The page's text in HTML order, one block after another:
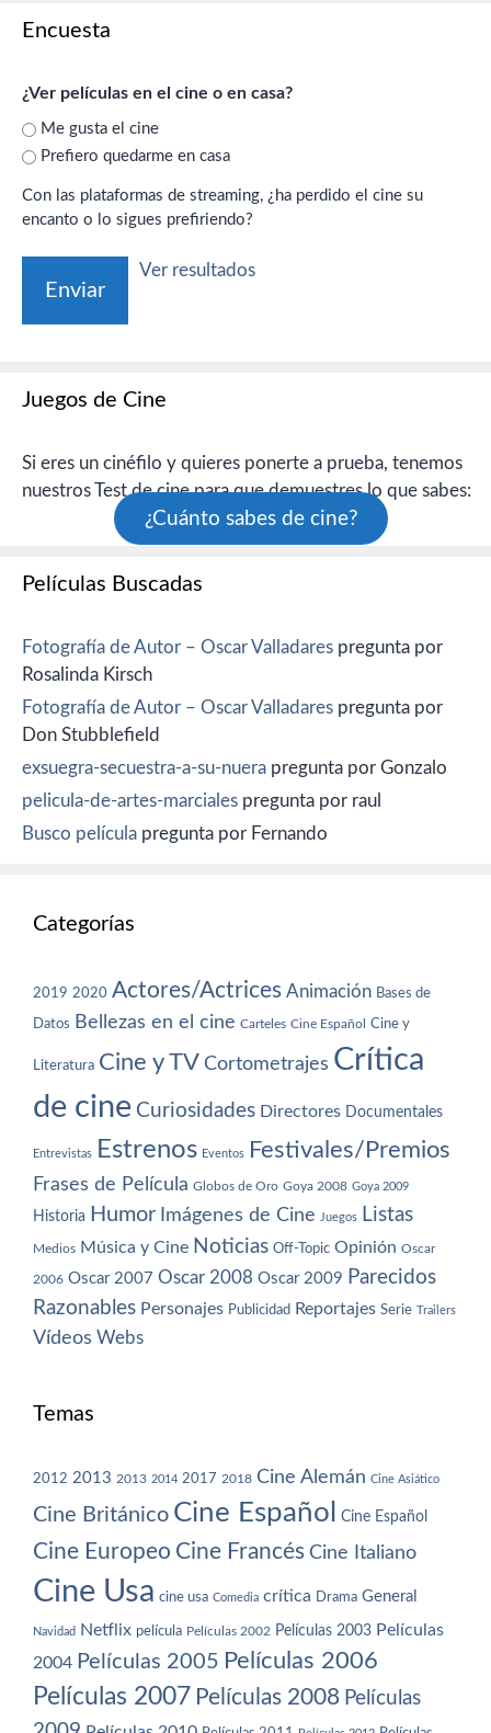
Encuesta
¿Ver películas en el cine o en casa?
Me gusta el cine
Prefiero quedarme en casa
Con las plataformas de streaming, ¿ha perdido el cine su
encanto o lo sigues prefiriendo?
Ver resultados
Juegos de Cine
Si eres un cinéfilo y quieres ponerte a prueba, tenemos
nuestros Test de cine para que demuestres lo que sabes:
¿Cuánto sabes de cine?
Películas Buscadas
Fotografía de Autor – Oscar Valladares pregunta por
Rosalinda Kirsch
Fotografía de Autor – Oscar Valladares pregunta por
Don Stubblefield
exsuegra-secuestra-a-su-nuera pregunta por Gonzalo
pelicula-de-artes-marciales pregunta por raul
Busco película pregunta por Fernando
Categorías
2019 2020 Actores/Actrices Animación Bases de
Datos Bellezas en el cine Carteles Cine Español Cine y
Literatura Cine y TV Cortometrajes Crítica
de cine Curiosidades Directores Documentales
Entrevistas Estrenos Eventos Festivales/Premios
Frases de Película Globos de Oro Goya 2008 Goya 2009
Historia Humor Imágenes de Cine Juegos Listas
Medios Música y Cine Noticias Off-Topic Opinión Oscar
2006 Oscar 2007 Oscar 2008 Oscar 2009 Parecidos
Razonables Personajes Publicidad Reportajes Serie Trailers
Vídeos Webs
Temas
2012 2013 2013 2014 2017 2018 Cine Alemán Cine Asiático
Cine Británico Cine Español Cine Español
Cine Europeo Cine Francés Cine Italiano
Cine Usa cine usa Comedia crítica Drama General
Navidad Netflix película Películas 2002 Películas 2003 Películas
2004 Películas 2005 Películas 2006
Películas 2007 Películas 2008 Películas